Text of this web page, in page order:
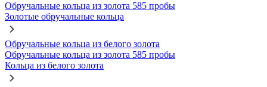
Обручальные кольца из золота 585 пробы
Золотые обручальные кольца
Обручальные кольца из белого золота
Обручальные кольца из золота 585 пробы
Кольца из белого золота